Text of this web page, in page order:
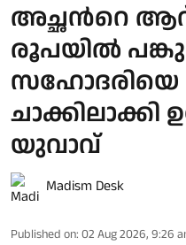
അച്ഛന്‍റെ
രൂപയില്‍
സഹോദരിയെ
ചാക്കിലാക്കി
യുവാവ്
Madism Desk
Published on: 02 Aug 2026, 9:26